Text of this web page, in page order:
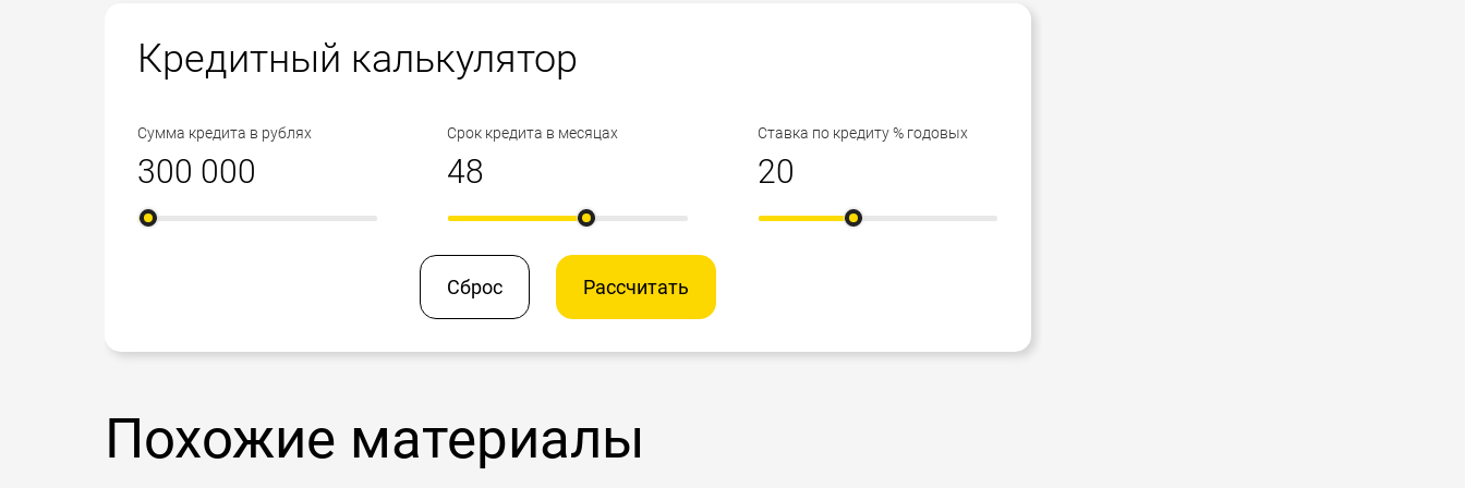
Кредитный калькулятор
Сумма кредита в рублях Срок кредита в месяцах Ставка по кредиту % годовых
Сброс Рассчитать
Похожие материалы